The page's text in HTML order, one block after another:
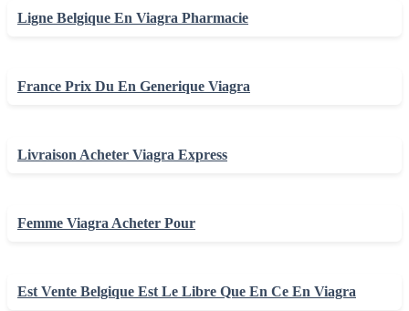
Ligne Belgique En Viagra Pharmacie
France Prix Du En Generique Viagra
Livraison Acheter Viagra Express
Femme Viagra Acheter Pour
Est Vente Belgique Est Le Libre Que En Ce En Viagra